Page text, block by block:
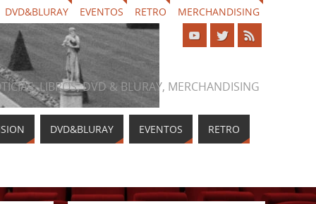
DVD&BLURAY EVENTOS RETRO MERCHANDISING
LIBROS, DVD & BLURAY, MERCHANDISING
DVD&BLURAY EVENTOS RETRO